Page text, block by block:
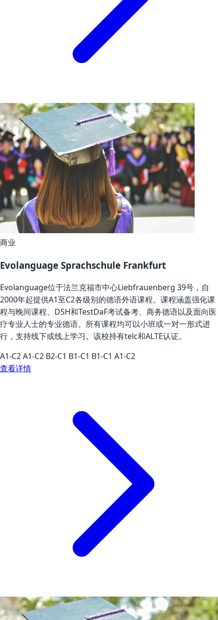
商业
Evolanguage Sprachschule Frankfurt
Evolanguage位于法兰克福市中心Liebfrauenberg 39号，自
2000年起提供A1至C2各级别的德语外语课程。课程涵盖强化课
程与晚间课程、DSH和TestDaF考试备考、商务德语以及面向医
疗专业人士的专业德语。所有课程均可以小班或一对一形式进
行，支持线下或线上学习。该校持有telc和ALTE认证。
A1-C2A1-C2 B2-C1 B1-C1 B1-C1 A1-C2
查看详情